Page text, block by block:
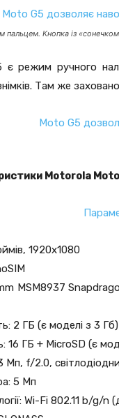
Кнопка із
режим ручного
Там же
Motorola
1920х1080
MSM8937
2 ГБ (є моделі з 3 Гб)
16 ГБ + MicroSD (є
Мп, f/2.0,
5 Мп
Wi-Fi 802.11 b/g/